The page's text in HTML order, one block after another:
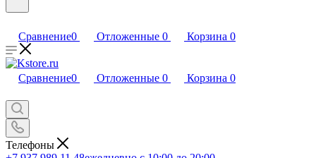
Сравнение0 Отложенные 0 Корзина 0
Сравнение0 Отложенные 0 Корзина 0
Телефоны